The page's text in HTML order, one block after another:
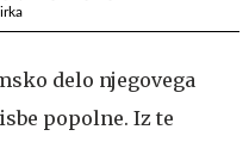
delo njegovega
popolne. Iz te